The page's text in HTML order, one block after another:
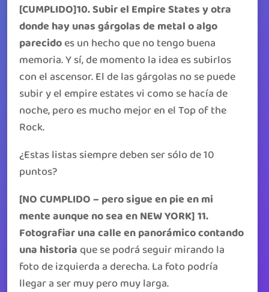
[CUMPLIDO]10. Subir el Empire States y otra
donde hay unas gárgolas de metal o algo
parecidoes un hecho que no tengo buena
memoria. Y sí, de momento la idea es subirlos
con el ascensor. El de las gárgolas no se puede
subir y el empire estates vi como se hacía de
noche, pero es mucho mejor en el Top of the
Rock.
¿Estas listas siempre deben ser sólo de 10
puntos?
[NO CUMPLIDO – pero sigue en pie en mi
mente aunque no sea en NEW YORK] 11.
Fotografiar una calle en panorámico contando
una historia que se podrá seguir mirando la
foto de izquierda a derecha. La foto podría
llegar a ser muy pero muy larga.